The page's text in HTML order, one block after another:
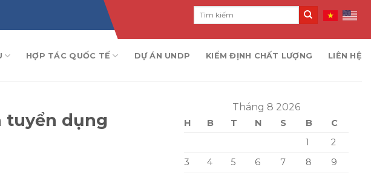
HỢP TÁC QUỐC TẾ DỰ ÁN UNDP KIỂM ĐỊNH CHẤT LƯỢNG LIÊN HỆ
tuyển dụng
Tháng 8 2026
H B T N S B
C
1
2
3
4 5 6 7 8
9